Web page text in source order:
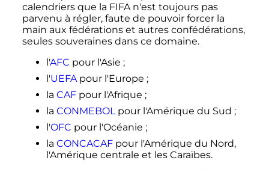
calendriers que la FIFA n'est toujours pas
parvenu à régler, faute de pouvoir forcer la
main aux fédérations et autres confédérations,
seules souveraines dans ce domaine.
l'AFC pour l'Asie ;
l'UEFApour l'Europe ;
la CAFpour l'Afrique ;
la CONMEBOL pour l'Amérique du Sud ;
l'OFC pour l'Océanie ;
la CONCACAFpour l'Amérique du Nord,
l'Amérique centrale et les Caraïbes.